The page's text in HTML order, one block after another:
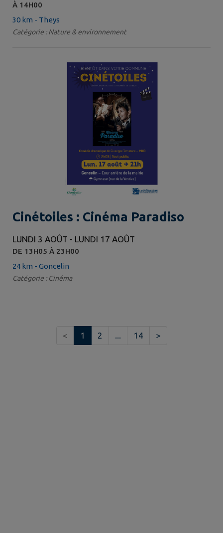
À 14H00
30 km - Theys
Catégorie : Nature & environnement
Cinétoiles : Cinéma Paradiso
LUNDI 3 AOÛT - LUNDI 17 AOÛT
DE 13H05 À 23H00
24 km - Goncelin
Catégorie : Cinéma
< 1 2 14 >